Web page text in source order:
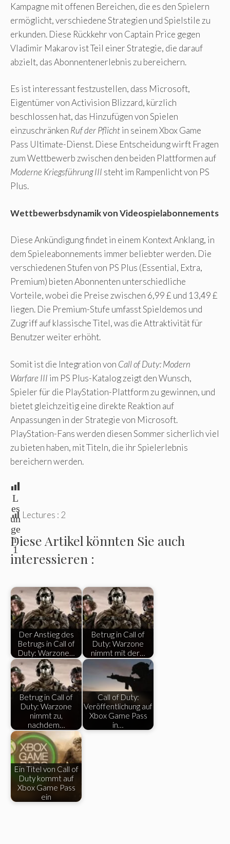
Kampagne mit offenen Bereichen, die es den Spielern
ermöglicht, verschiedene Strategien und Spielstile zu
erkunden. Diese Rückkehr von Captain Price gegen
Vladimir Makarov ist Teil einer Strategie, die darauf
abzielt, das Abonnentenerlebnis zu bereichern.
Es ist interessant festzustellen, dass Microsoft,
Eigentümer von Activision Blizzard, kürzlich
beschlossen hat, das Hinzufügen von Spielen
einzuschränken Ruf der Pflichtin seinem Xbox Game
Pass Ultimate-Dienst. Diese Entscheidung wirft Fragen
zum Wettbewerb zwischen den beiden Plattformen auf
Moderne Kriegsführung III steht im Rampenlicht von PS
Plus.
Wettbewerbsdynamik von Videospielabonnements
Diese Ankündigung findet in einem Kontext Anklang, in
dem Spieleabonnements immer beliebter werden. Die
verschiedenen Stufen von PS Plus (Essential, Extra,
Premium) bieten Abonnenten unterschiedliche
Vorteile, wobei die Preise zwischen 6,99 £ und 13,49 £
liegen. Die Premium-Stufe umfasst Spieldemos und
Zugriff auf klassische Titel, was die Attraktivität für
Benutzer weiter erhöht.
Somit ist die Integration von Call of Duty: Modern
Warfare III im PS Plus-Katalog zeigt den Wunsch,
Spieler für die PlayStation-Plattform zu gewinnen, und
bietet gleichzeitig eine direkte Reaktion auf
Anpassungen in der Strategie von Microsoft.
PlayStation-Fans werden diesen Sommer sicherlich viel
zu bieten haben, mit Titeln, die ihr Spielerlebnis
bereichern werden.
L
es
un
ge
n:
1
Lectures : 2
Diese Artikel könnten Sie auch
interessieren :
Der Anstieg des
Betrugs in Call of
Duty: Warzone…
Betrug in Call of
Duty: Warzone
nimmt mit der…
Betrug in Call of
Duty: Warzone
nimmt zu,
nachdem…
Call of Duty:
Veröffentlichung auf
Xbox Game Pass
in…
Ein Titel von Call of
Duty kommt auf
Xbox Game Pass
ein